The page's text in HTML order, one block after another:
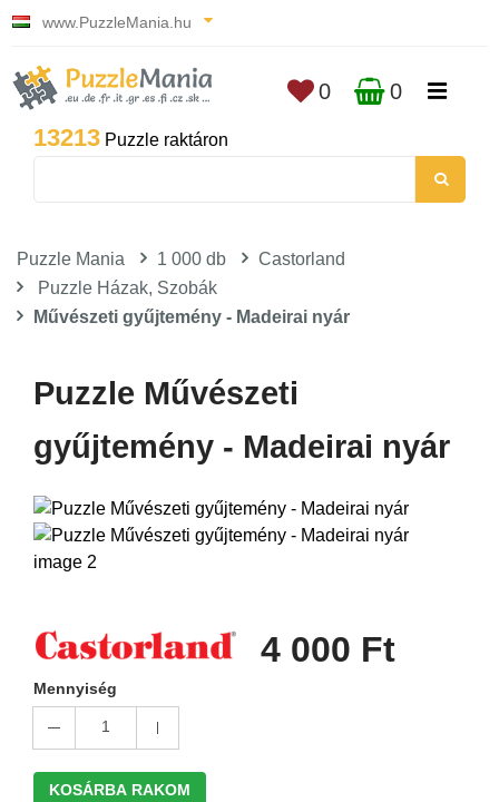
www.PuzzleMania.hu
13213 Puzzle raktáron
0 0
Puzzle Mania 1 000 db
Castorland
Puzzle Házak, Szobák
Művészeti gyűjtemény - Madeirai nyár
Puzzle Művészeti
gyűjtemény - Madeirai nyár
4 000 Ft
Mennyiség
1
KOSÁRBA RAKOM